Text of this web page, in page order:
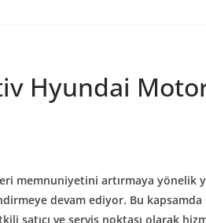
Hyundai
memnuniyetini artırmaya yönelik
devam ediyor. Bu
satıcı ve servis noktası olarak